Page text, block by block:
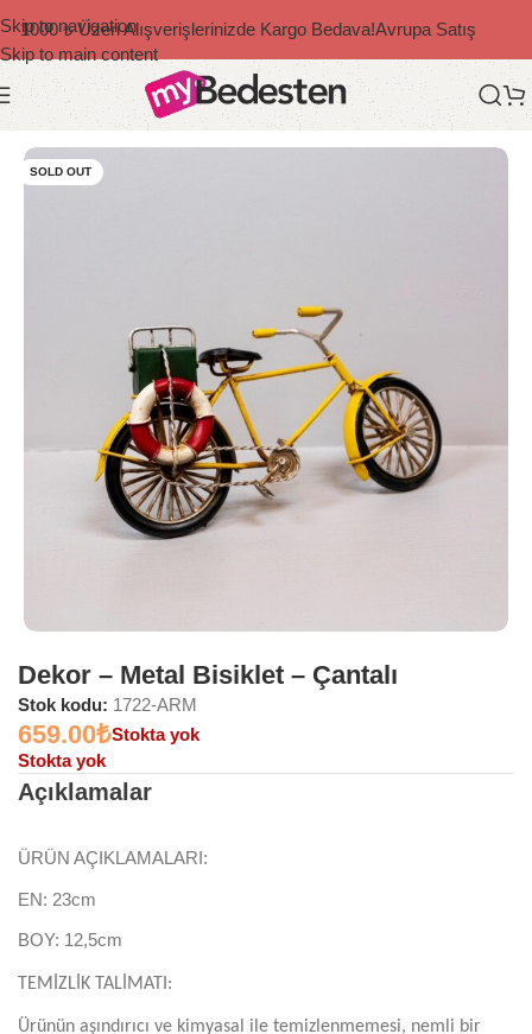
Skip to navigation
Skip to main content
1000 ₺ Üzeri Alışverişlerinizde Kargo Bedava!Avrupa Satış
Ana Sayfa Dekoratif Ürünler / Retro
SOLD OUT
Dekor – Metal Bisiklet – Çantalı
Stok kodu: 1722-ARM
659.00₺Stokta yok
Stokta yok
Açıklamalar
ÜRÜN AÇIKLAMALARI:
EN: 23cm
BOY: 12,5cm
TEMİZLİK TALİMATI:
Ürünün aşındırıcı ve kimyasal ile temizlenmemesi, nemli bir